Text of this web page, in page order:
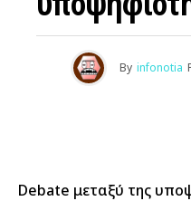
By infonotia
Debate μεταξύ της